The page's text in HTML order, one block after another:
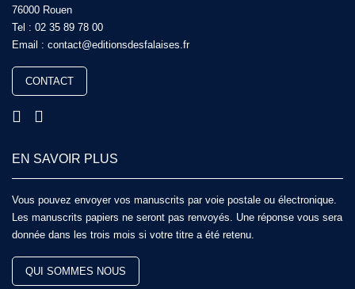
76000 Rouen
Tel : 02 35 89 78 00
Email : contact@editionsdesfalaises.fr
CONTACT
EN SAVOIR PLUS
Vous pouvez envoyer vos manuscrits par voie postale ou électronique.
Les manuscrits papiers ne seront pas renvoyés. Une réponse vous sera
donnée dans les trois mois si votre titre a été retenu.
QUI SOMMES NOUS